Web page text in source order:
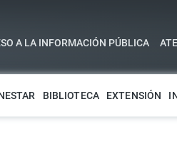
A LA INFORMACIÓN PÚBLICA
BIBLIOTECA EXTENSIÓN